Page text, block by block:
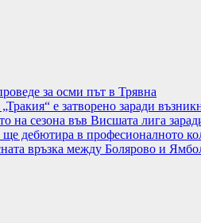
за осми път в Трявна
е затворено заради
на сезона във Висшата лига
дебютира в професионалното
връзка между Болярово и